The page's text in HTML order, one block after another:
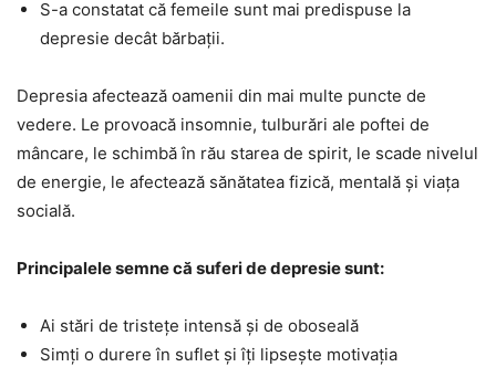
S-a constatat că femeile sunt mai predispuse la
depresie decât bărbații.
Depresia afectează oamenii din mai multe puncte de
vedere. Le provoacă insomnie, tulburări ale poftei de
mâncare, le schimbă în rău starea de spirit, le scade nivelul
de energie, le afectează sănătatea fizică, mentală și viața
socială.
Principalele semne că suferi de depresie sunt:
Ai stări de tristețe intensă și de oboseală
Simți o durere în suflet și îți lipsește motivația